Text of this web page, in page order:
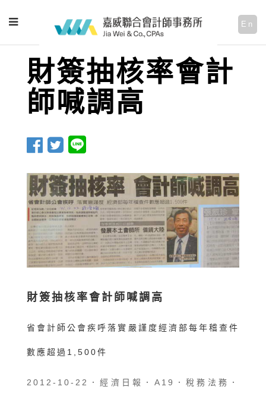
En
財簽抽核率會計
師喊調高
財簽抽核率會計師喊調高
省會計師公會疾呼落實嚴謹度經濟部每年稽查件
數應超過1,500件
2012-10-22．經濟日報．A19．稅務法務．